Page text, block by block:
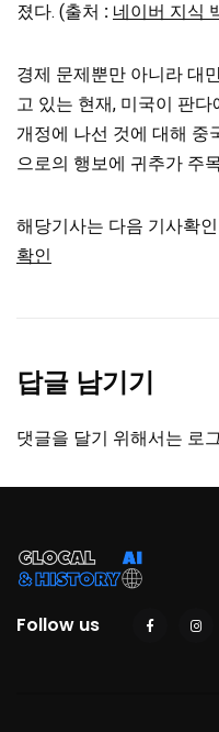
졌다. (출처 : 네이버 지식
경제 문제뿐만 아니라 대
고 있는 현재, 미국이 판
개정에 나선 것에 대해 중
으로의 행보에 귀추가 주
해당기사는 다음 기사확
확인
답글 남기기
댓글을 달기 위해서는 로
Follow us